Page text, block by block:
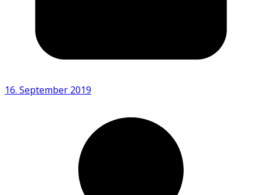
16. September 2019